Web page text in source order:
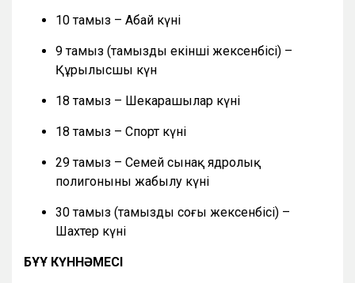
10 тамыз – Абай күні
9 тамыз (тамыздың екінші жексенбісі) –
Құрылысшы күн
18 тамыз – Шекарашылар күні
18 тамыз – Спорт күні
29 тамыз – Семей сынақ ядролық
полигонының жабылу күні
30 тамыз (тамыздың соңғы жексенбісі) –
Шахтер күні
БҰҰ КҮННӘМЕСІ